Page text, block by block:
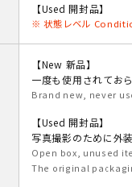
【Used 開封品】
※ 状態レベル
【New 新品】
一度も使用されてお
Brand new, never
【Used 開封品】
写真撮影のために外
Open box, unused
The original